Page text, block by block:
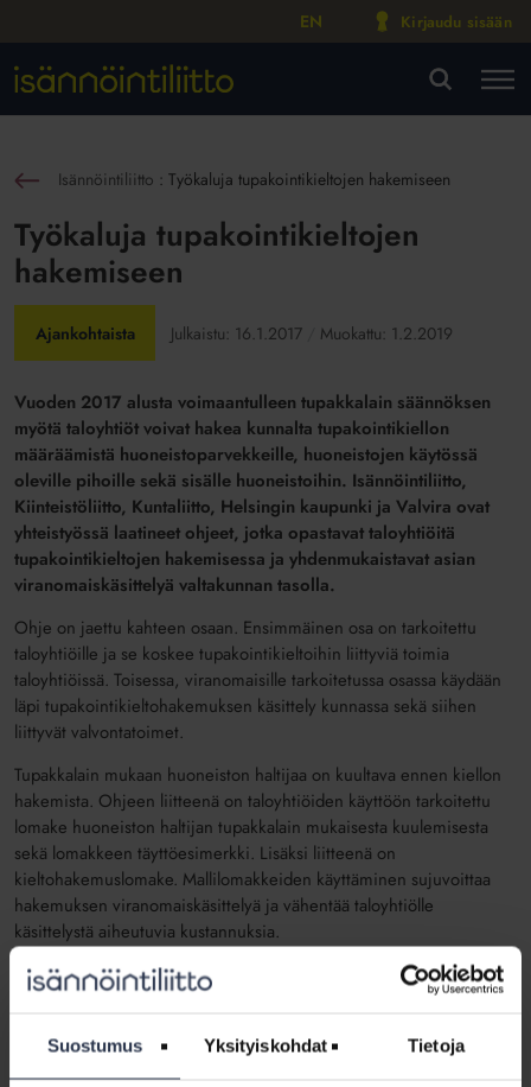
Suostumus Yksityiskohdat Tietoja
EN Kirjaudu sisään
Isännöintiliitto :Työkaluja tupakointikieltojen hakemiseen
Työkaluja tupakointikieltojen
hakemiseen
Ajankohtaista Julkaistu: 16.1.2017 Muokattu: 1.2.2019
Vuoden 2017 alusta voimaantulleen tupakkalain säännöksen
myötä taloyhtiöt voivat hakea kunnalta tupakointikiellon
määräämistä huoneistoparvekkeille, huoneistojen käytössä
oleville pihoille sekä sisälle huoneistoihin. Isännöintiliitto,
Kiinteistöliitto, Kuntaliitto, Helsingin kaupunki ja Valvira ovat
yhteistyössä laatineet ohjeet, jotka opastavat taloyhtiöitä
tupakointikieltojen hakemisessa ja yhdenmukaistavat asian
viranomaiskäsittelyä valtakunnan tasolla.
Ohje on jaettu kahteen osaan. Ensimmäinen osa on tarkoitettu
taloyhtiöille ja se koskee tupakointikieltoihin liittyviä toimia
taloyhtiöissä. Toisessa, viranomaisille tarkoitetussa osassa käydään
läpi tupakointikieltohakemuksen käsittely kunnassa sekä siihen
liittyvät valvontatoimet.
Tupakkalain mukaan huoneiston haltijaa on kuultava ennen kiellon
hakemista. Ohjeen liitteenä on taloyhtiöiden käyttöön tarkoitettu
lomake huoneiston haltijan tupakkalain mukaisesta kuulemisesta
sekä lomakkeen täyttöesimerkki. Lisäksi liitteenä on
kieltohakemuslomake. Mallilomakkeiden käyttäminen sujuvoittaa
hakemuksen viranomaiskäsittelyä ja vähentää taloyhtiölle
käsittelystä aiheutuvia kustannuksia.
– Lisäksi kiellon harkitsemisesta kannattaa muistaa kertoa
taloyhtiön kaikille asukkaille jo ennen varsinaisia kuulemisia, sanoo